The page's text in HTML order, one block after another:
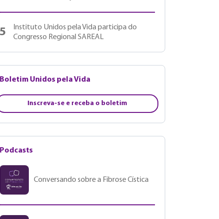
5
Instituto Unidos pela Vida participa do
Congresso Regional SAREAL
Boletim Unidos pela Vida
Inscreva-se e receba o boletim
Podcasts
Conversando sobre a Fibrose Cística